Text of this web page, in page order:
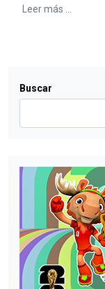
Leer más ...
Buscar